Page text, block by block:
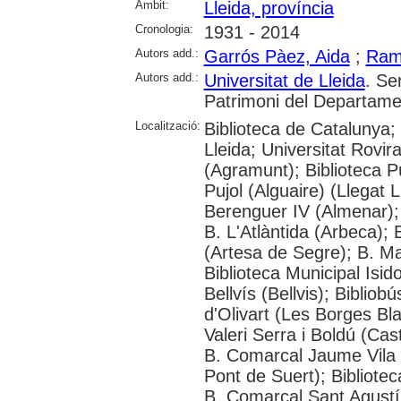
Àmbit: Lleida, província
Cronologia: 1931 - 2014
Autors add.: Garrós Pàez, Aida;
Autors add.: Universitat de Lleida.
Patrimoni del
Localització: Biblioteca de
Lleida; Universitat
(Agramunt); Biblioteca
Pujol (Alguaire) (Llegat
Berenguer IV
B. L'Atlàntida (Arbeca);
(Artesa de Segre); B.
Biblioteca Municipal
Bellvís (Bellvis);
d'Olivart (Les Borges
Valeri Serra i Boldú
B. Comarcal Jaume
Pont de Suert);
B. Comarcal Sant